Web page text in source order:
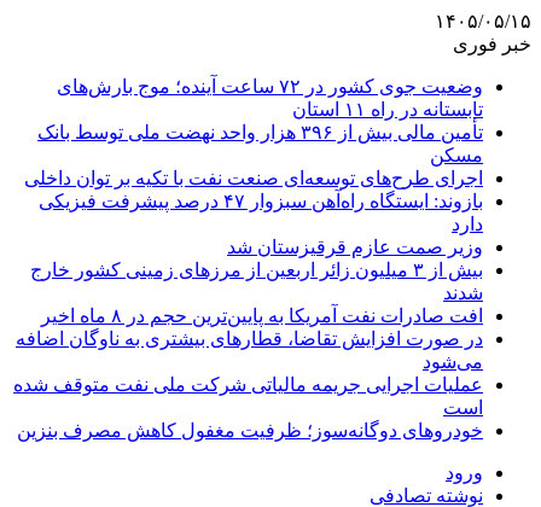
۱۴۰۵/۰۵/۱۵
خبر فوری
وضعیت جوی کشور در ۷۲ ساعت آینده؛ موج بارش‌های
تابستانه در راه ۱۱ استان
تأمین مالی بیش از ۳۹۶ هزار واحد نهضت ملی توسط بانک
مسکن
اجرای طرح‌های توسعه‌ای صنعت نفت با تکیه بر توان داخلی
بازوند: ایستگاه راه‌آهن سبزوار ۴۷ درصد پیشرفت فیزیکی
دارد
وزیر صمت عازم قرقیزستان شد
بیش از ۳ میلیون زائر اربعین از مرزهای زمینی کشور خارج
شدند
افت صادرات نفت آمریکا به پایین‌ترین حجم در ۸ ماه اخیر
در صورت افزایش تقاضا، قطارهای بیشتری به ناوگان اضافه
می‌شود
عملیات اجرایی جریمه مالیاتی شرکت ملی نفت متوقف شده
است
خودروهای دوگانه‌سوز؛ ظرفیت مغفول کاهش مصرف بنزین
ورود
نوشته تصادفی